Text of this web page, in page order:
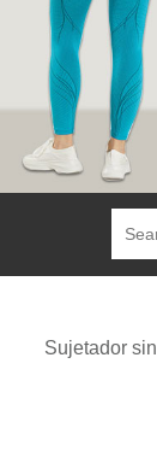
Sujetador